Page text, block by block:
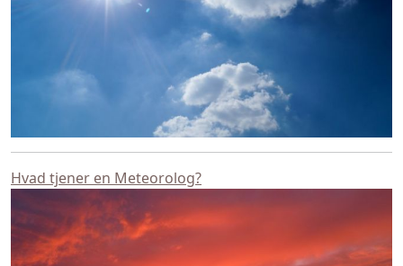
Hvad tjener en Meteorolog?